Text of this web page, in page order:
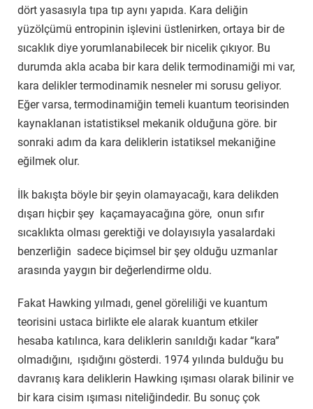
dört yasasıyla tıpa tıp aynı yapıda. Kara deliğin
yüzölçümü entropinin işlevini üstlenirken, ortaya bir de
sıcaklık diye yorumlanabilecek bir nicelik çıkıyor. Bu
durumda akla acaba bir kara delik termodinamiği mi var,
kara delikler termodinamik nesneler mi sorusu geliyor.
Eğer varsa, termodinamiğin temeli kuantum teorisinden
kaynaklanan istatistiksel mekanik olduğuna göre. bir
sonraki adım da kara deliklerin istatiksel mekaniğine
eğilmek olur.
İlk bakışta böyle bir şeyin olamayacağı, kara delikden
dışarı hiçbir şey kaçamayacağına göre, onun sıfır
sıcaklıkta olması gerektiği ve dolayısıyla yasalardaki
benzerliğin sadece biçimsel bir şey olduğu uzmanlar
arasında yaygın bir değerlendirme oldu.
Fakat Hawking yılmadı, genel göreliliği ve kuantum
teorisini ustaca birlikte ele alarak kuantum etkiler
hesaba katılınca, kara deliklerin sanıldığı kadar “kara”
olmadığını, ışıdığını gösterdi. 1974 yılında bulduğu bu
davranış kara deliklerin Hawking ışıması olarak bilinir ve
bir kara cisim ışıması niteliğindedir. Bu sonuç çok